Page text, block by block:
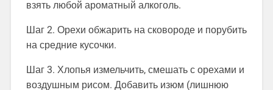
взять любой ароматный алкоголь.
Шаг 2. Орехи обжарить на сковороде и порубить
на средние кусочки.
Шаг 3. Хлопья измельчить, смешать с орехами и
воздушным рисом. Добавить изюм (лишнюю